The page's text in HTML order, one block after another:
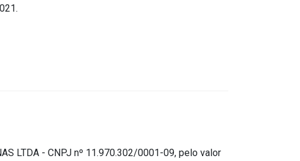
LTDA - CNPJ nº 11.970.302/0001-09, pelo valor